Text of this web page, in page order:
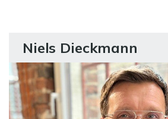
Niels Dieckmann